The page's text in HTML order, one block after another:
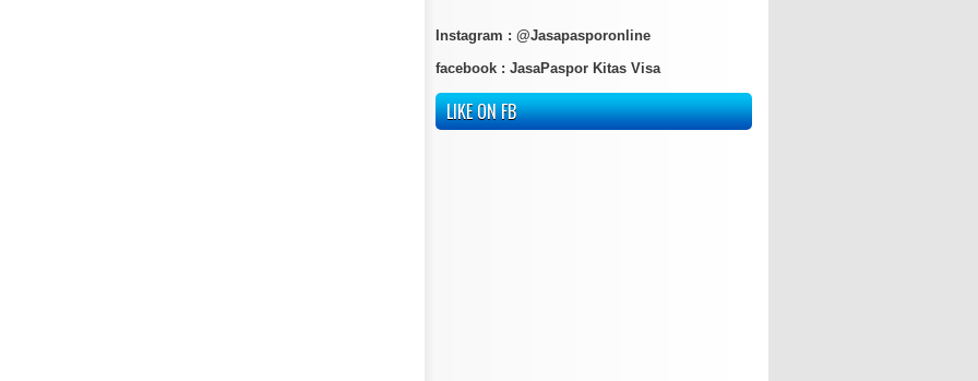
Instagram : @Jasapasporonline
facebook : JasaPaspor Kitas Visa
LIKE ON FB